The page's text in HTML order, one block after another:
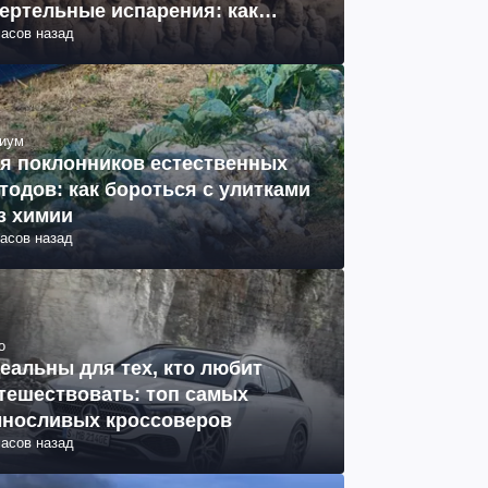
испарения: как
(фото)
назад
поклонников естественных
как бороться с улитками
химии
назад
для тех, кто любит
топ самых
кроссоверов
назад